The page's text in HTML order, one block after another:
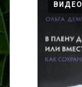
ВИДЕО